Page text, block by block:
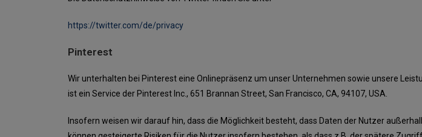
https://twitter.com/de/privacy
Pinterest
Wir unterhalten bei Pinterest eine Onlinepräsenz um unser Unternehmen sowie unsere
ist ein Service der Pinterest Inc., 651 Brannan Street, San Francisco, CA, 94107, USA.
Insofern weisen wir darauf hin, dass die Möglichkeit besteht, dass Daten der Nutzer